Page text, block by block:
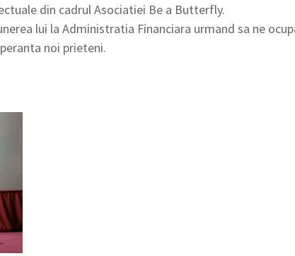
din cadrul Asociatiei Be a Butterfly.
lui la Administratia Financiara urmand sa ne
noi prieteni.